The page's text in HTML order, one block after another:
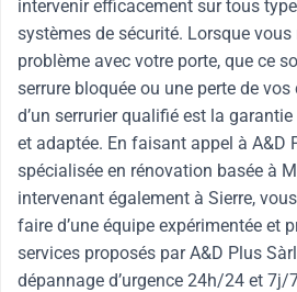
intervenir efficacement sur tous
systèmes de sécurité. Lorsque vous
problème avec votre porte, que ce
serrure bloquée ou une perte de vos
d’un serrurier qualifié est la
et adaptée. En faisant appel à A&D
spécialisée en rénovation basée à
intervenant également à Sierre,
faire d’une équipe expérimentée et
services proposés par A&D Plus
dépannage d’urgence 24h/24 et 7j/